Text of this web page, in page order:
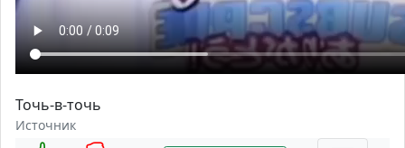
Точь-в-точь
Источник